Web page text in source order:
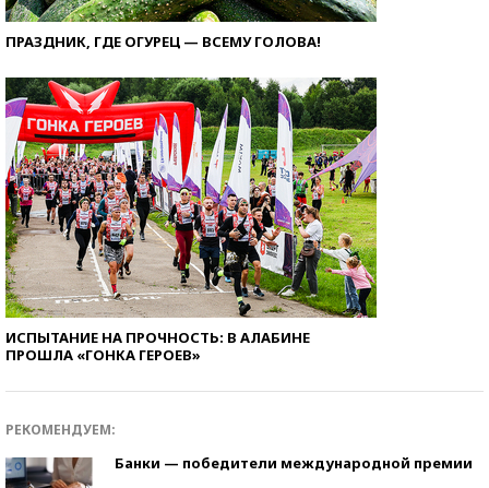
ПРАЗДНИК, ГДЕ ОГУРЕЦ — ВСЕМУ ГОЛОВА!
ИСПЫТАНИЕ НА ПРОЧНОСТЬ: В АЛАБИНЕ
ПРОШЛА «ГОНКА ГЕРОЕВ»
РЕКОМЕНДУЕМ:
Банки — победители международной премии